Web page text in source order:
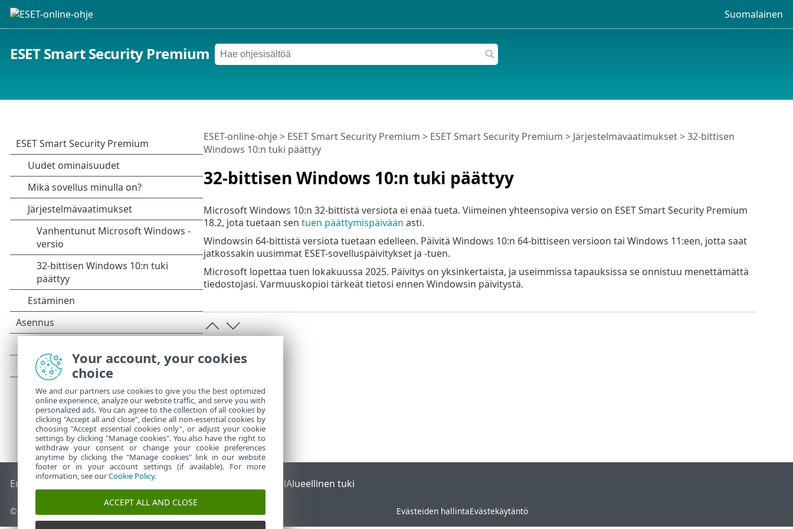
Suomalainen
ESET Smart Security Premium
32-bittisen Windows 10:n tuki päättyy
ESET-online-ohje> ESET Smart Security Premium > ESET Smart Security Premium > Järjestelmävaatimukset> 32-bittisen
Windows 10:n tuki päättyy
Microsoft Windows 10:n 32-bittistä versiota ei enää tueta. Viimeinen yhteensopiva versio on ESET Smart Security Premium
18.2, jota tuetaan sen tuen päättymispäivään asti.
Windowsin 64-bittistä versiota tuetaan edelleen. Päivitä Windows 10:n 64-bittiseen versioon tai Windows 11:een, jotta saat
jatkossakin uusimmat ESET-sovelluspäivitykset ja -tuen.
Microsoft lopettaa tuen lokakuussa 2025. Päivitys on yksinkertaista, ja useimmissa tapauksissa se onnistuu menettämättä
tiedostojasi. Varmuuskopioi tärkeät tietosi ennen Windowsin päivitystä.
End of Life ESET-tietämyskanta ESET-foorumi ESET Status PortalAlueellinen tuki
© 1992 - 2026 ESET, spol. s r.o. – Kaikki oikeudet pidätetään. Evästeiden hallintaEvästekäytäntö
Your account, your cookies
choice
We and our partners use cookies to give you the best optimized
online experience, analyze our website traffic, and serve you with
personalized ads. You can agree to the collection of all cookies by
clicking "Accept all and close", decline all non-essential cookies by
choosing "Accept essential cookies only", or adjust your cookie
settings by clicking "Manage cookies". You also have the right to
withdraw your consent or change your cookie preferences
anytime by clicking the "Manage cookies" link in our website
footer or in your account settings (if available). For more
information, see ourCookie Policy.
ACCEPT ALL AND CLOSE